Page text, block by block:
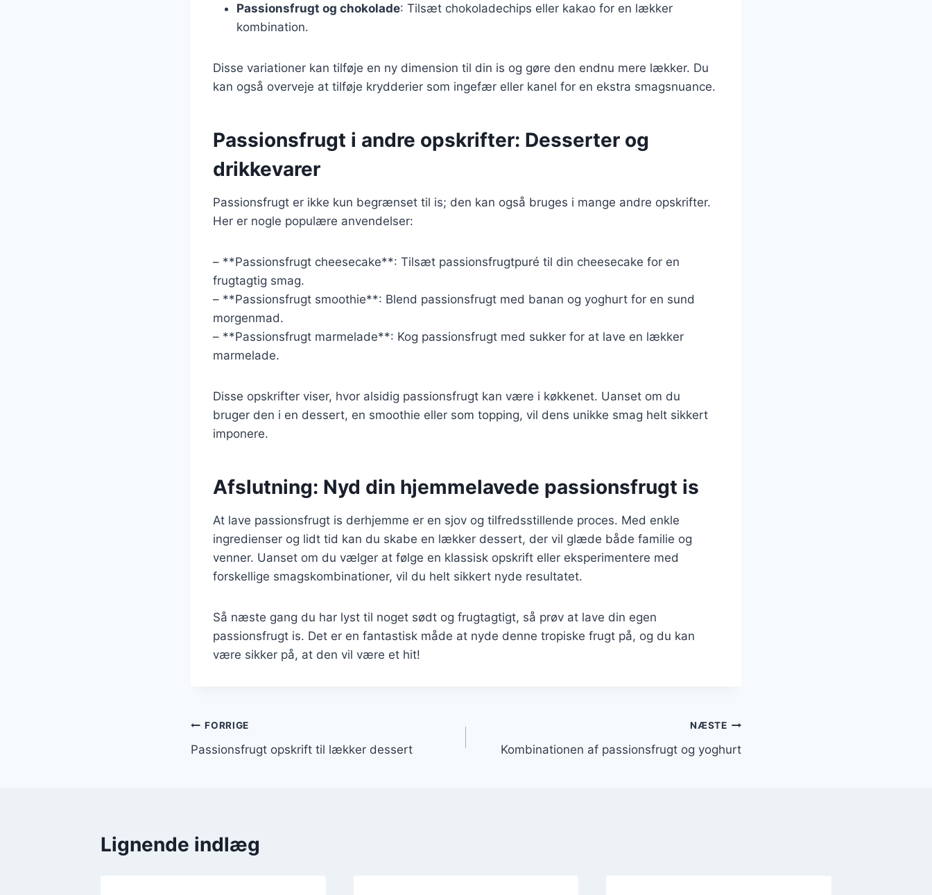
Passionsfrugt og chokolade: Tilsæt chokoladechips eller kakao for en lækker
kombination.
Disse variationer kan tilføje en ny dimension til din is og gøre den endnu mere lækker. Du
kan også overveje at tilføje krydderier som ingefær eller kanel for en ekstra smagsnuance.
Passionsfrugt i andre opskrifter: Desserter og
drikkevarer
Passionsfrugt er ikke kun begrænset til is; den kan også bruges i mange andre opskrifter.
Her er nogle populære anvendelser:
– **Passionsfrugt cheesecake**: Tilsæt passionsfrugtpuré til din cheesecake for en
frugtagtig smag.
– **Passionsfrugt smoothie**: Blend passionsfrugt med banan og yoghurt for en sund
morgenmad.
– **Passionsfrugt marmelade**: Kog passionsfrugt med sukker for at lave en lækker
marmelade.
Disse opskrifter viser, hvor alsidig passionsfrugt kan være i køkkenet. Uanset om du
bruger den i en dessert, en smoothie eller som topping, vil dens unikke smag helt sikkert
imponere.
Afslutning: Nyd din hjemmelavede passionsfrugt is
At lave passionsfrugt is derhjemme er en sjov og tilfredsstillende proces. Med enkle
ingredienser og lidt tid kan du skabe en lækker dessert, der vil glæde både familie og
venner. Uanset om du vælger at følge en klassisk opskrift eller eksperimentere med
forskellige smagskombinationer, vil du helt sikkert nyde resultatet.
Så næste gang du har lyst til noget sødt og frugtagtigt, så prøv at lave din egen
passionsfrugt is. Det er en fantastisk måde at nyde denne tropiske frugt på, og du kan
være sikker på, at den vil være et hit!
Indlægsnavigation
FORRIGE
Passionsfrugt opskrift til lækker dessert
NÆSTE
Kombinationen af passionsfrugt og yoghurt
Lignende indlæg